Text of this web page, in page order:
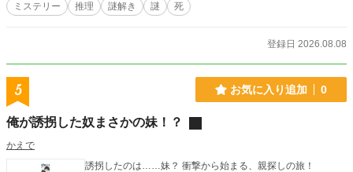
ミステリー 推理 謎解き 謎 死
登録日 2026.08.08
5 お気に入り追加 0
俺が誘拐した奴まさかの妹！？
かえで
誘拐したのは……妹？ 衝撃から始まる、親探しの旅！